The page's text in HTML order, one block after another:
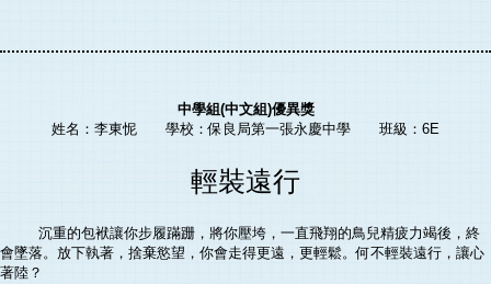
中學組(中文組)優異獎
姓名：李東怩 學校：保良局第一張永慶中學 班級：6E
輕裝遠行
沉重的包袱讓你步履蹣跚，將你壓垮，一直飛翔的鳥兒精疲力竭後，終
會墜落。放下執著，捨棄慾望，你會走得更遠，更輕鬆。何不輕裝遠行，讓心
著陸？